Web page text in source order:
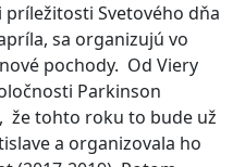
Svetového dňa
sa organizujú vo
pochody. Od Viery
Parkinson
že tohto roku to bude už
a organizovala ho